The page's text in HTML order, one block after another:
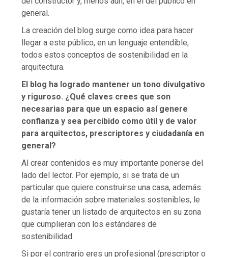
general.
La creación del blog surge como idea para hacer
llegar a este público, en un lenguaje entendible,
todos estos conceptos de sostenibilidad en la
arquitectura.
El blog ha logrado mantener un tono divulgativo
y riguroso. ¿Qué claves crees que son
necesarias para que un espacio así genere
confianza y sea percibido como útil y de valor
para arquitectos, prescriptores y ciudadanía en
general?
Al crear contenidos es muy importante ponerse del
lado del lector. Por ejemplo, si se trata de un
particular que quiere construirse una casa, además
de la información sobre materiales sostenibles, le
gustaría tener un listado de arquitectos en su zona
que cumplieran con los estándares de
sostenibilidad.
Si por el contrario eres un profesional (prescriptor o